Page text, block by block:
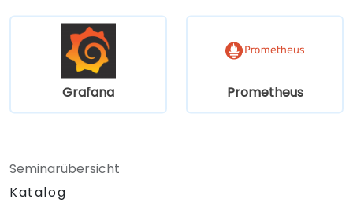
Grafana Prometheus
Seminarübersicht
Katalog